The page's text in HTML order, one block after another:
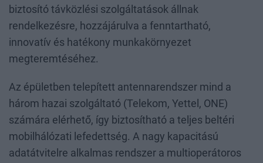
biztosító távközlési szolgáltatások állnak
rendelkezésre, hozzájárulva a fenntartható,
innovatív és hatékony munkakörnyezet
megteremtéséhez.
Az épületben telepített antennarendszer mind a
három hazai szolgáltató (Telekom, Yettel, ONE)
számára elérhető, így biztosítható a teljes beltéri
mobilhálózati lefedettség. A nagy kapacitású
adatátvitelre alkalmas rendszer a multioperátoros